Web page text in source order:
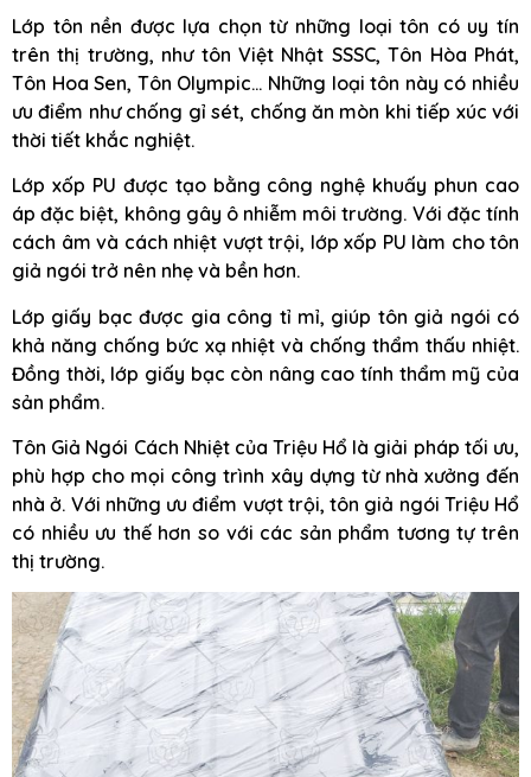
Lớp tôn nền được lựa chọn từ những loại tôn có uy tín
trên thị trường, như tôn Việt Nhật SSSC, Tôn Hòa Phát,
Tôn Hoa Sen, Tôn Olympic… Những loại tôn này có nhiều
ưu điểm như chống gỉ sét, chống ăn mòn khi tiếp xúc với
thời tiết khắc nghiệt.
Lớp xốp PU được tạo bằng công nghệ khuấy phun cao
áp đặc biệt, không gây ô nhiễm môi trường. Với đặc tính
cách âm và cách nhiệt vượt trội, lớp xốp PU làm cho tôn
giả ngói trở nên nhẹ và bền hơn.
Lớp giấy bạc được gia công tỉ mỉ, giúp tôn giả ngói có
khả năng chống bức xạ nhiệt và chống thẩm thấu nhiệt.
Đồng thời, lớp giấy bạc còn nâng cao tính thẩm mỹ của
sản phẩm.
Tôn Giả Ngói Cách Nhiệt của Triệu Hổ là giải pháp tối ưu,
phù hợp cho mọi công trình xây dựng từ nhà xưởng đến
nhà ở. Với những ưu điểm vượt trội, tôn giả ngói Triệu Hổ
có nhiều ưu thế hơn so với các sản phẩm tương tự trên
thị trường.